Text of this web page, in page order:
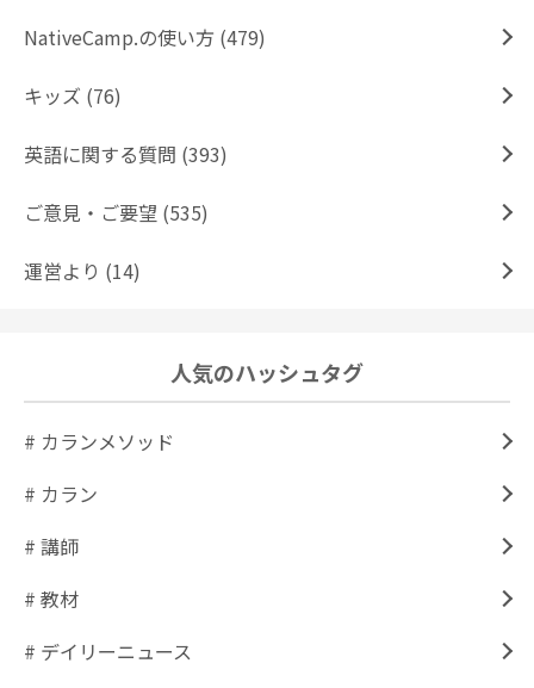
NativeCamp.の使い方 (479)
キッズ (76)
英語に関する質問 (393)
ご意見・ご要望 (535)
運営より (14)
人気のハッシュタグ
# カランメソッド
# カラン
# 講師
# 教材
# デイリーニュース